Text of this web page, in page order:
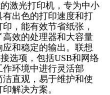
激光打印机，专为中小
出色的打印速度和打
，能有效节省纸张，
效的处理器和大容量
和稳定的输出。联想
选项，包括USB和网络
环境中进行灵活部
直观，易于维护和使
解决方案。